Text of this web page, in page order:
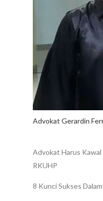
Advokat Gerardin
Advokat Harus
RKUHP
8 Kunci Sukses